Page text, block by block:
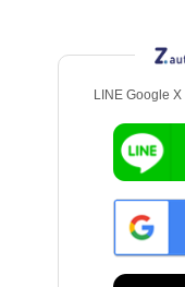
LINE Google